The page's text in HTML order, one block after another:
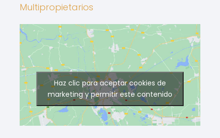
Multipropietarios
Haz clic para aceptar cookies de
marketing y permitir este contenido